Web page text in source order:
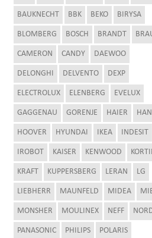
BAUKNECHT BBK BEKO BIRYSA
BLOMBERG BOSCH BRANDT
CAMERON CANDY DAEWOO
DELONGHI DELVENTO DEXP
ELECTROLUX ELENBERG EVELUX
GAGGENAU GORENJE HAIER
HOOVER HYUNDAI IKEA INDESIT
IROBOT KAISER KENWOOD
KRAFT KUPPERSBERG LERAN LG
LIEBHERR MAUNFELD MIDEA
MONSHER MOULINEX NEFF
PANASONIC PHILIPS POLARIS